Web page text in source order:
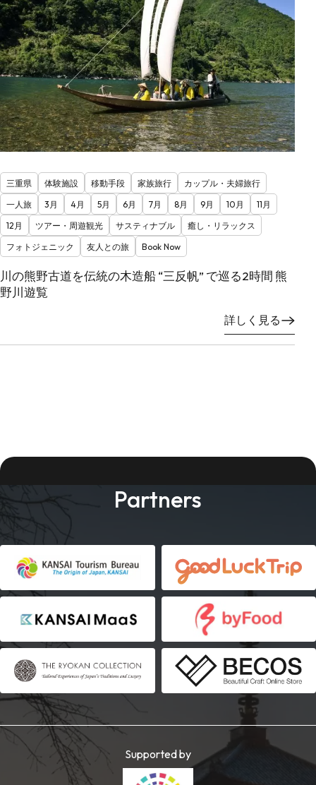
三重県 体験施設 移動手段 家族旅行
カップル・夫婦旅行
一人旅
3月 4月 5月 6月 7月 8月 9月 10月
11月
12月
ツアー・周遊観光 サスティナブル
癒し・リラックス
フォトジェニック
友人との旅 Book Now
川の熊野古道を伝統の木造船 “三反帆” で巡る2時間 熊
野川遊覧
詳しく見る
Partners
Supported by